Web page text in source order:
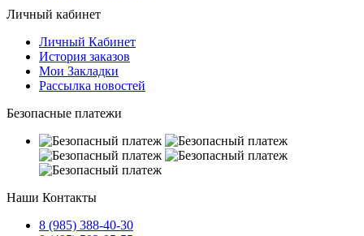
Личный кабинет
Личный Кабинет
История заказов
Мои Закладки
Рассылка новостей
Безопасные платежи
Наши Контакты
8 (985) 388-40-30